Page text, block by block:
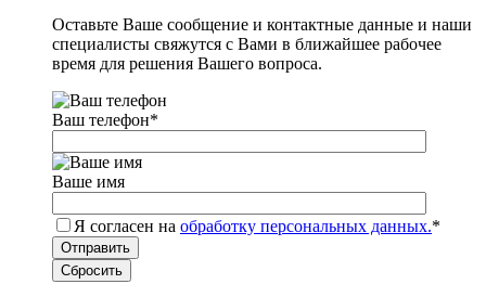
Оставьте Ваше сообщение и контактные данные и наши
специалисты свяжутся с Вами в ближайшее рабочее
время для решения Вашего вопроса.
Ваш телефон*
Ваше имя
Я согласен на обработку персональных данных.*